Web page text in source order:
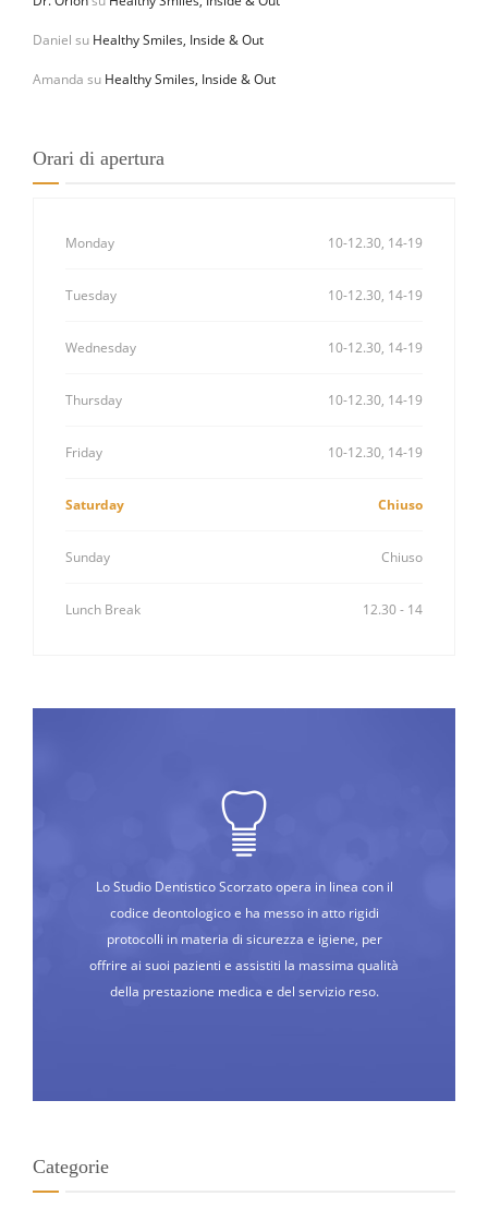
Daniel su Healthy Smiles, Inside & Out
Amanda su Healthy Smiles, Inside & Out
Orari di apertura
Monday 10-12.30, 14-19
Tuesday 10-12.30, 14-19
Wednesday 10-12.30, 14-19
Thursday 10-12.30, 14-19
Friday 10-12.30, 14-19
Saturday Chiuso
Sunday Chiuso
Lunch Break 12.30 - 14
Lo Studio Dentistico Scorzato opera in linea con il
codice deontologico e ha messo in atto rigidi
protocolli in materia di sicurezza e igiene, per
offrire ai suoi pazienti e assistiti la massima qualità
della prestazione medica e del servizio reso.
Categorie